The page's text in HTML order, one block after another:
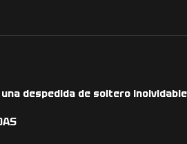
despedida de soltero inolvidable